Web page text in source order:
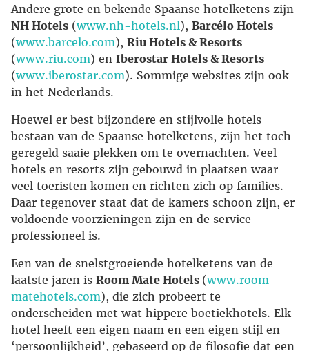
Andere grote en bekende Spaanse hotelketens zijn
NH Hotels (www.nh-hotels.nl), Barcélo Hotels
(www.barcelo.com), Riu Hotels & Resorts
(www.riu.com) en Iberostar Hotels & Resorts
(www.iberostar.com). Sommige websites zijn ook
in het Nederlands.
Hoewel er best bijzondere en stijlvolle hotels
bestaan van de Spaanse hotelketens, zijn het toch
geregeld saaie plekken om te overnachten. Veel
hotels en resorts zijn gebouwd in plaatsen waar
veel toeristen komen en richten zich op families.
Daar tegenover staat dat de kamers schoon zijn, er
voldoende voorzieningen zijn en de service
professioneel is.
Een van de snelstgroeiende hotelketens van de
laatste jaren is Room Mate Hotels (www.room-
matehotels.com), die zich probeert te
onderscheiden met wat hippere boetiekhotels. Elk
hotel heeft een eigen naam en een eigen stijl en
‘persoonlijkheid’, gebaseerd op de filosofie dat een